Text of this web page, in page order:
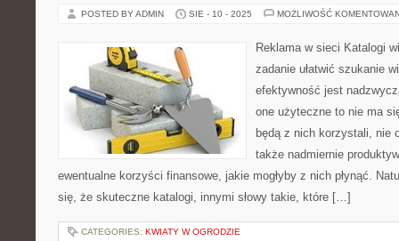
POSTED BY ADMIN SIE - 10 - 2025 MOŻLIWOŚĆ
Reklama w sieci Katalogi
zadanie ułatwić szukanie
efektywność jest
one użyteczne to nie ma
będą z nich korzystali, nie
także nadmiernie
ewentualne korzyści finansowe, jakie mogłyby z nich płynąć.
się, że skuteczne katalogi, innymi słowy takie, które […]
CATEGORIES: KWIATY W OGRODZIE